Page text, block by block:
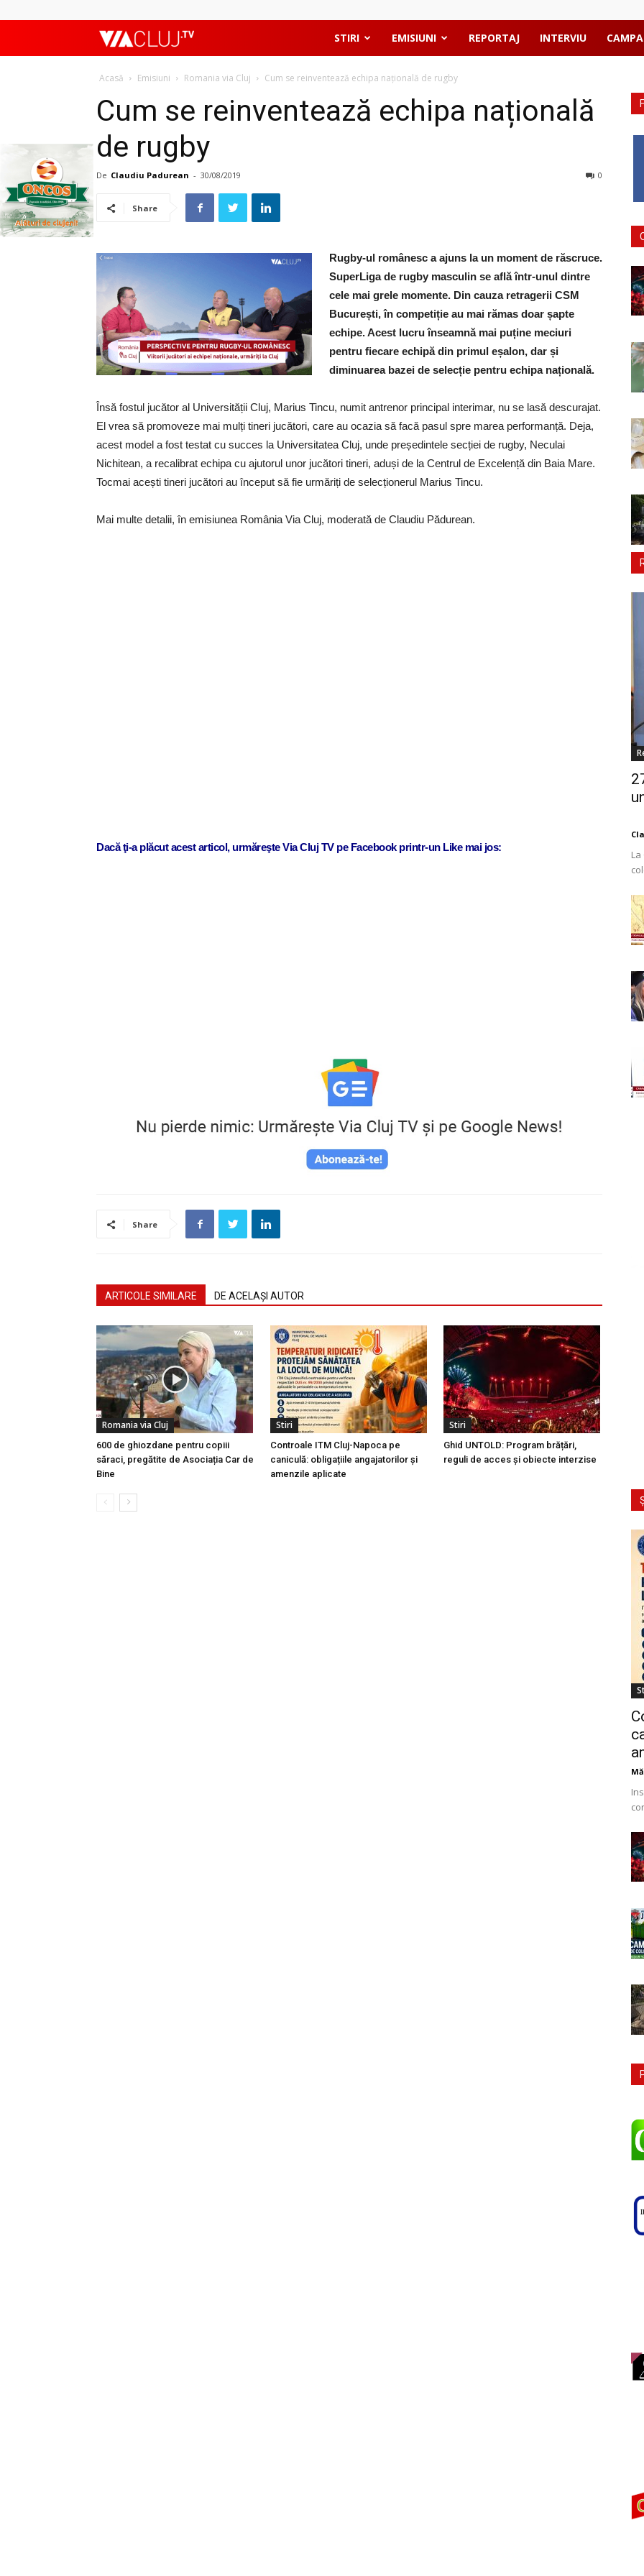
ViaClujTV STIRI EMISIUNI REPORTAJ INTERVIU
Acasă Emisiuni Romania via Cluj Cum se reinventează echipa națională de rugby
Cum se reinventează echipa națională
de rugby
De Claudiu Padurean - 30/08/2019 0
Share
Rugby-ul românesc a ajuns la un moment de răscruce.
SuperLiga de rugby masculin se află într-unul dintre
cele mai grele momente. Din cauza retragerii CSM
București, în competiție au mai rămas doar șapte
echipe. Acest lucru înseamnă mai puține meciuri
pentru fiecare echipă din primul eșalon, dar și
diminuarea bazei de selecție pentru echipa națională.
Însă fostul jucător al Universității Cluj, Marius Tincu, numit antrenor principal interimar, nu se lasă descurajat.
El vrea să promoveze mai mulți tineri jucători, care au ocazia să facă pasul spre marea performanță. Deja,
acest model a fost testat cu succes la Universitatea Cluj, unde președintele secției de rugby, Neculai
Nichitean, a recalibrat echipa cu ajutorul unor jucători tineri, aduși de la Centrul de Excelență din Baia Mare.
Tocmai acești tineri jucători au început să fie urmăriți de selecționerul Marius Tincu.
Mai multe detalii, în emisiunea România Via Cluj, moderată de Claudiu Pădurean.
Dacă ţi-a plăcut acest articol, urmăreşte Via Cluj TV pe Facebook printr-un Like mai jos:
Share
ARTICOLE SIMILARE DE ACELAȘI AUTOR
Romania via Cluj
600 de ghiozdane pentru copiii
săraci, pregătite de Asociația Car de
Bine
Stiri
Controale ITM Cluj-Napoca pe
caniculă: obligațiile angajatorilor și
amenzile aplicate
Stiri
Ghid UNTOLD: Program brățări,
reguli de acces și obiecte interzise